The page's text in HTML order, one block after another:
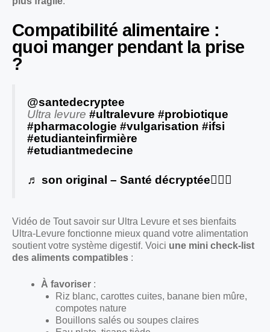
Compatibilité alimentaire :
quoi manger pendant la prise
?
@santedecryptee
Ultra levure #ultralevure #probiotique
#pharmacologie #vulgarisation #ifsi
#etudianteinfirmière
#etudiantmedecine
♬ son original – Santé décryptée👨🏻‍⚕️
Vidéo de Tout savoir sur Ultra Levure et ses bienfaits
Ultra-Levure fonctionne mieux quand votre alimentation
soutient votre système digestif. Voici une mini check-list
des aliments compatibles :
À favoriser :
Riz blanc, carottes cuites, banane bien mûre,
compotes nature
Bouillons salés ou soupes claires